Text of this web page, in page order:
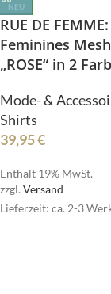
NEU
RUE DE FEMME:
Feminines
„ROSE“ in 2
Mode- &
Shirts
39,95€
Enthält 19% MwSt.
zzgl. Versand
Lieferzeit: ca. 2-3